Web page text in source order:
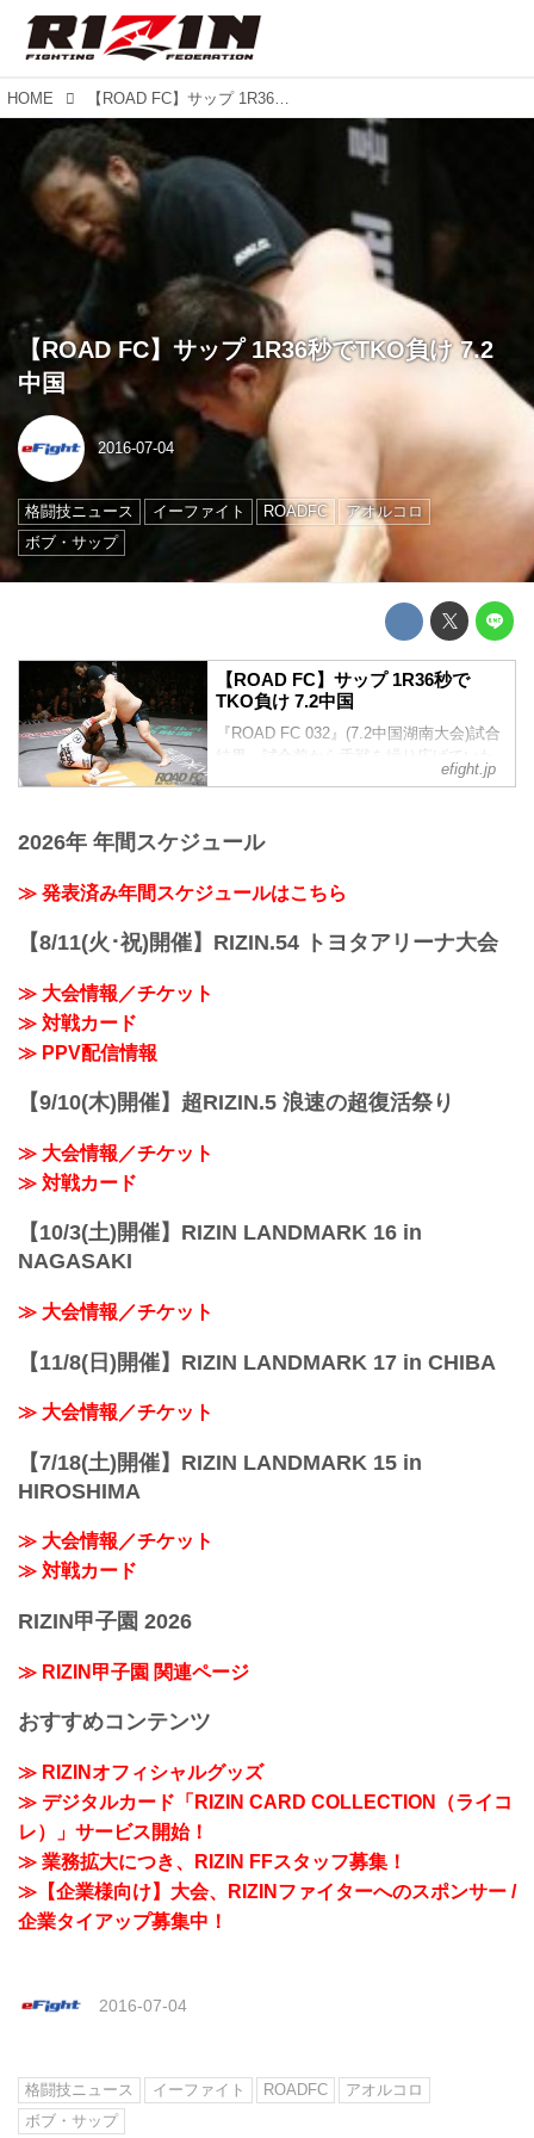
HOME 【ROAD FC】サップ 1R36秒でTKO負け 7.2中国
【ROAD FC】サップ 1R36秒でTKO負け 7.2
中国
2016-07-04
格闘技ニュース イーファイト ROADFC
アオルコロ
ボブ・サップ
【ROAD FC】サップ 1R36秒で
TKO負け 7.2中国
『ROAD FC 032』(7.2中国湖南大会)試合
結果。試合前から舌戦を繰り広げていた
アオルコロ VS ボブ・サップ戦は、1R36
efight.jp
2026年 年間スケジュール
≫ 発表済み年間スケジュールはこちら
【8/11(火･祝)開催】RIZIN.54 トヨタアリーナ大会
≫ 大会情報／チケット
≫ 対戦カード
≫ PPV配信情報
【9/10(木)開催】超RIZIN.5 浪速の超復活祭り
≫ 大会情報／チケット
≫ 対戦カード
【10/3(土)開催】RIZIN LANDMARK 16 in
NAGASAKI
≫ 大会情報／チケット
【11/8(日)開催】RIZIN LANDMARK 17 in CHIBA
≫ 大会情報／チケット
【7/18(土)開催】RIZIN LANDMARK 15 in
HIROSHIMA
≫ 大会情報／チケット
≫ 対戦カード
RIZIN甲子園 2026
≫ RIZIN甲子園 関連ページ
おすすめコンテンツ
≫ RIZINオフィシャルグッズ
≫ デジタルカード「RIZIN CARD COLLECTION（ライコ
レ）」サービス開始！
≫ 業務拡大につき、RIZIN FFスタッフ募集！
≫【企業様向け】大会、RIZINファイターへのスポンサー /
企業タイアップ募集中！
2016-07-04
格闘技ニュース イーファイト ROADFC
アオルコロ
ボブ・サップ